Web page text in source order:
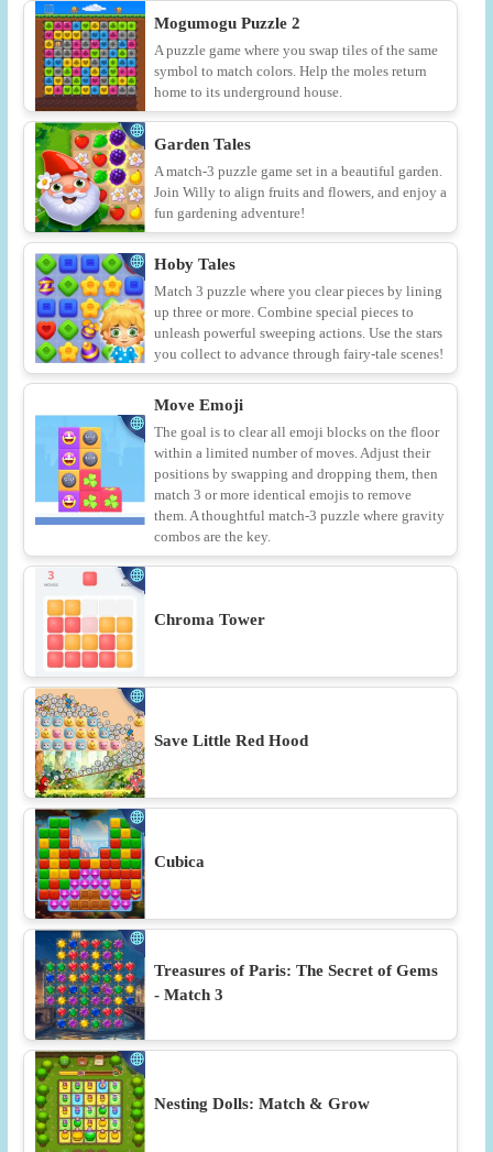
Mogumogu Puzzle 2
A puzzle game where you swap tiles of the same
symbol to match colors. Help the moles return
home to its underground house.
Garden Tales
A match-3 puzzle game set in a beautiful garden.
Join Willy to align fruits and flowers, and enjoy a
fun gardening adventure!
Hoby Tales
Match 3 puzzle where you clear pieces by lining
up three or more. Combine special pieces to
unleash powerful sweeping actions. Use the stars
you collect to advance through fairy-tale scenes!
Move Emoji
The goal is to clear all emoji blocks on the floor
within a limited number of moves. Adjust their
positions by swapping and dropping them, then
match 3 or more identical emojis to remove
them. A thoughtful match-3 puzzle where gravity
combos are the key.
Chroma Tower
Save Little Red Hood
Cubica
Treasures of Paris: The Secret of Gems
- Match 3
Nesting Dolls: Match & Grow